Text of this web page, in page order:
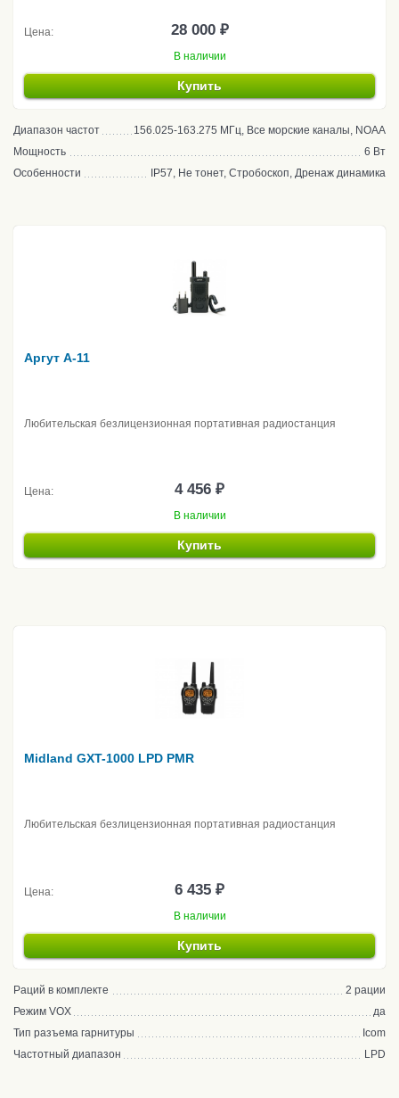
Цена: 28 000 ₽
В наличии
Купить
Диапазон частот
156.025-163.275 МГц, Все морские каналы, NOAA
Мощность
6 Вт
Особенности
IP57, Не тонет, Стробоскоп, Дренаж динамика
Аргут А-11
Любительская безлицензионная портативная радиостанция
Цена: 4 456 ₽
В наличии
Купить
Midland GXT-1000 LPD PMR
Любительская безлицензионная портативная радиостанция
Цена: 6 435 ₽
В наличии
Купить
Раций в комплекте
2 рации
Режим VOX
да
Тип разъема гарнитуры
Icom
Частотный диапазон
LPD